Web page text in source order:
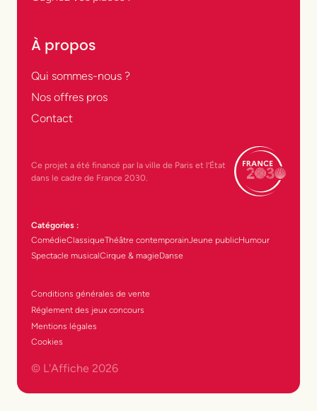
À propos
Qui sommes-nous ?
Nos offres pros
Contact
Ce projet a été financé par la ville de Paris et l’État
dans le cadre de France 2030.
Catégories :
ComédieClassiqueThéâtre contemporainJeune publicHumour
Spectacle musicalCirque & magieDanse
Conditions générales de vente
Réglement des jeux concours
Mentions légales
Cookies
© L'Affiche 2026